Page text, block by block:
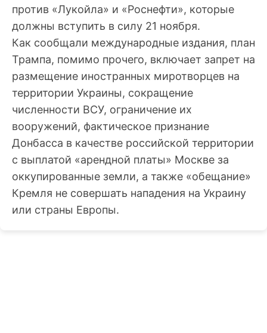
против «Лукойла» и «Роснефти», которые
должны вступить в силу 21 ноября.
Как сообщали международные издания, план
Трампа, помимо прочего, включает запрет на
размещение иностранных миротворцев на
территории Украины, сокращение
численности ВСУ, ограничение их
вооружений, фактическое признание
Донбасса в качестве российской территории
с выплатой «арендной платы» Москве за
оккупированные земли, а также «обещание»
Кремля не совершать нападения на Украину
или страны Европы.